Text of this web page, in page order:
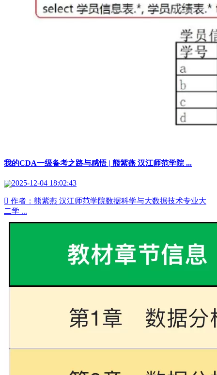
我的CDA一级备考之路与感悟 | 熊紫燕 汉江师范学院 ...
2025-12-04 18:02:43
 作者：熊紫燕 汉江师范学院数据科学与大数据技术专业大
二学 ...